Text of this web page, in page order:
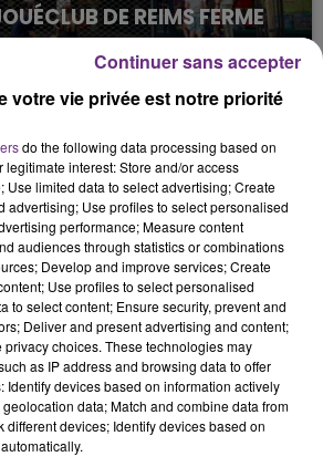
DE REIMS FERME
institutions du centre-ville
JouéClub est contraint de
11h08
11h08
TEMPER CITY
votre vie privée est notre priorité
do the following data processing based on
legitimate interest: Store and/or access
Use limited data to select advertising; Create
advertising; Use profiles to select personalised
performance; Measure content
audiences through statistics or combinations
Develop and improve services; Create
Use profiles to select personalised
to select content; Ensure security, prevent and
Deliver and present advertising and content;
choices. These technologies may
as IP address and browsing data to offer
Identify devices based on information actively
data; Match and combine data from
different devices; Identify devices based on
Continuer sans accepter